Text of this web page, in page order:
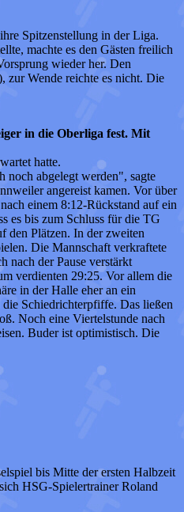
Spitzenstellung in der Liga.
machte es den Gästen freilich
wieder her. Den
zur Wende reichte es nicht. Die
in die Oberliga fest. Mit
hatte.
noch abgelegt werden", sagte
angereist kamen. Vor über
einem 8:12-Rückstand auf ein
es bis zum Schluss für die TG
den Plätzen. In der zweiten
Die Mannschaft verkraftete
nach der Pause verstärkt
verdienten 29:25. Vor allem die
in der Halle eher an ein
Schiedrichterpfiffe. Das ließen
Noch eine Viertelstunde nach
Buder ist optimistisch. Die
bis Mitte der ersten Halbzeit
HSG-Spielertrainer Roland